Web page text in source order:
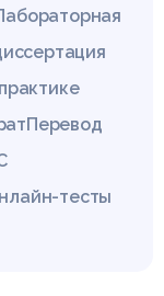
Перевод
тесты